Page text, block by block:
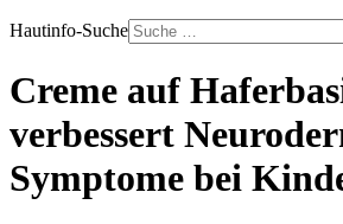
Hautinfo-Suche
Creme auf
verbessert
Symptome bei